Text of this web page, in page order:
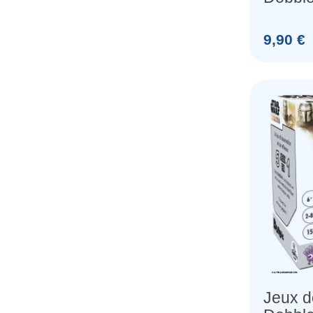
Prix
9,90 €
Jeux